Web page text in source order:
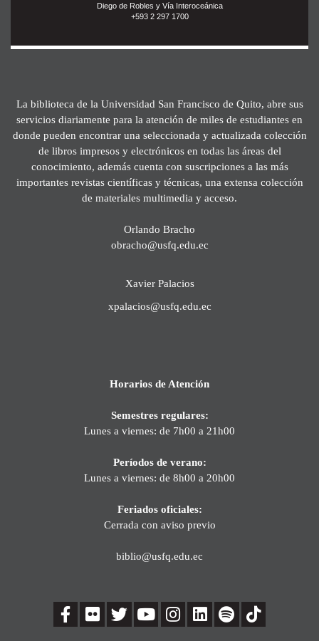
Diego de Robles y Vía Interoceánica
+593 2 297 1700
La biblioteca de la Universidad San Francisco de Quito, abre sus
servicios diariamente para la atención de miles de estudiantes en
donde pueden encontrar una seleccionada y actualizada colección
de libros impresos y electrónicos en todas las áreas del
conocimiento, además cuenta con suscripciones a las más
importantes revistas científicas y técnicas, una extensa colección
de materiales multimedia y acceso.
Orlando Bracho
obracho@usfq.edu.ec
Xavier Palacios
xpalacios@usfq.edu.ec
Horarios de Atención
Semestres regulares:
Lunes a viernes: de 7h00 a 21h00
Períodos de verano:
Lunes a viernes: de 8h00 a 20h00
Feriados oficiales:
Cerrada con aviso previo
biblio@usfq.edu.ec